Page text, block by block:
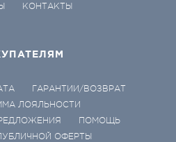
КОНТАКТЫ
ГАРАНТИИ/ВОЗВРАТ
ЛОЯЛЬНОСТИ
ПОМОЩЬ
ОФЕРТЫ